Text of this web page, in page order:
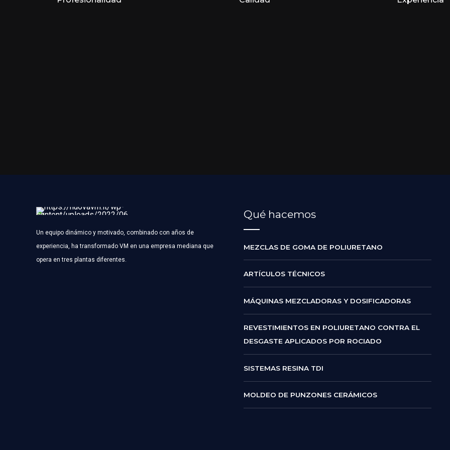
Un equipo dinámico y motivado, combinado con años de
experiencia, ha transformado VM en una empresa mediana que
opera en tres plantas diferentes.
Qué hacemos
MEZCLAS DE GOMA DE POLIURETANO
ARTÍCULOS TÉCNICOS
MÁQUINAS MEZCLADORAS Y DOSIFICADORAS
REVESTIMIENTOS EN POLIURETANO CONTRA EL
DESGASTE APLICADOS POR ROCIADO
SISTEMAS RESINA TDI
MOLDEO DE PUNZONES CERÁMICOS